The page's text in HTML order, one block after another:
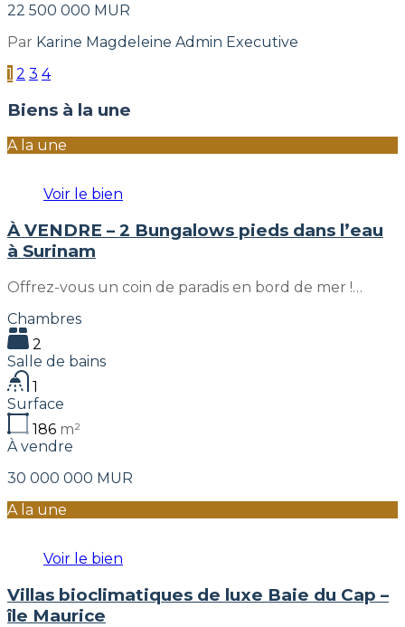
22 500 000 MUR
Par Karine Magdeleine Admin Executive
1 2 3 4
Biens à la une
A la une
Voir le bien
À VENDRE – 2 Bungalows pieds dans l’eau
à Surinam
Offrez-vous un coin de paradis en bord de mer !…
Chambres
2
Salle de bains
1
Surface
186 m²
À vendre
30 000 000 MUR
A la une
Voir le bien
Villas bioclimatiques de luxe Baie du Cap –
île Maurice